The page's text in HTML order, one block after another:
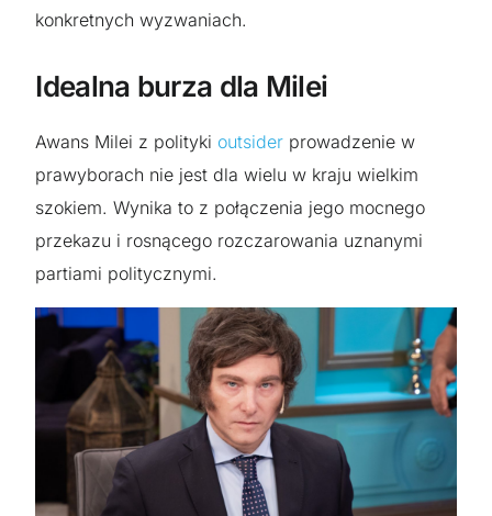
konkretnych wyzwaniach.
Idealna burza dla Milei
Awans Milei z polityki outsider prowadzenie w
prawyborach nie jest dla wielu w kraju wielkim
szokiem. Wynika to z połączenia jego mocnego
przekazu i rosnącego rozczarowania uznanymi
partiami politycznymi.